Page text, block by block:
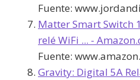
Fuente:
Matter Smart Switch
relé WiFi ... -
Fuente:
Gravity: Digital 5A